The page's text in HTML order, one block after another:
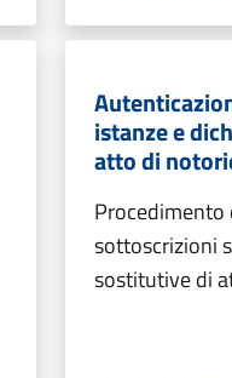
istanze e
atto di
sottoscrizioni
sostitutive di